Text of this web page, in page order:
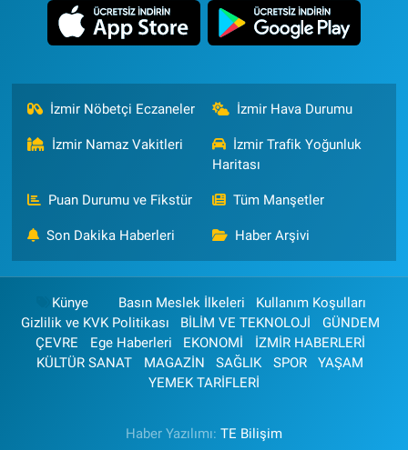
İzmir Nöbetçi Eczaneler İzmir Hava Durumu
İzmir Namaz Vakitleri
İzmir Trafik Yoğunluk
Haritası
Puan Durumu ve Fikstür Tüm Manşetler
Son Dakika Haberleri Haber Arşivi
Künye Basın Meslek İlkeleri
Kullanım Koşulları
Gizlilik ve KVK Politikası
BİLİM VE TEKNOLOJİ
GÜNDEM
ÇEVRE
Ege Haberleri EKONOMİ
İZMİR HABERLERİ
KÜLTÜR SANAT
MAGAZİN SAĞLIK SPOR
YAŞAM
YEMEK TARİFLERİ
Haber Yazılımı: TE Bilişim